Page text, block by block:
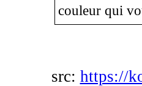
couleur qui
src: https://